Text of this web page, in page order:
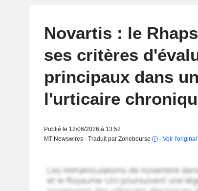
Novartis : le
ses critères
principaux dans
l'urticaire
Publié le 12/06/2026 à 13:52
MT Newswires - Traduit par Zonebourse
- Voir l'original